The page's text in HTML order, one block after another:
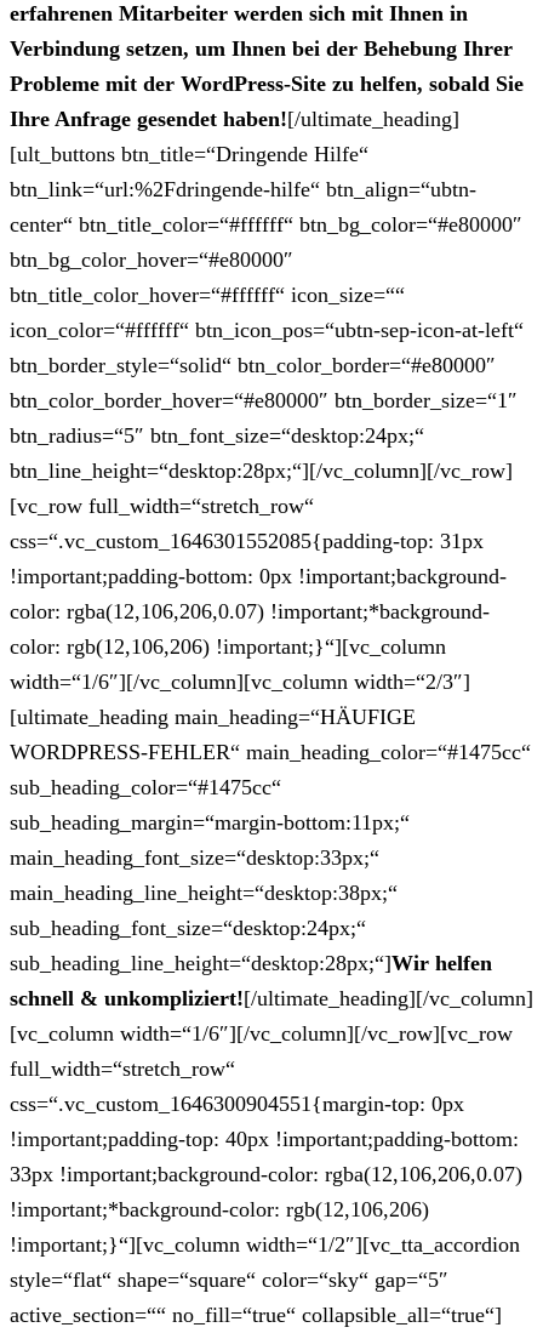
erfahrenen Mitarbeiter werden sich mit Ihnen in
Verbindung setzen, um Ihnen bei der Behebung Ihrer
Probleme mit der WordPress-Site zu helfen, sobald Sie
Ihre Anfrage gesendet haben![/ultimate_heading]
[ult_buttons btn_title=“Dringende Hilfe“
btn_link=“url:%2Fdringende-hilfe“ btn_align=“ubtn-
center“ btn_title_color=“#ffffff“ btn_bg_color=“#e80000″
btn_bg_color_hover=“#e80000″
btn_title_color_hover=“#ffffff“ icon_size=““
icon_color=“#ffffff“ btn_icon_pos=“ubtn-sep-icon-at-left“
btn_border_style=“solid“ btn_color_border=“#e80000″
btn_color_border_hover=“#e80000″ btn_border_size=“1″
btn_radius=“5″ btn_font_size=“desktop:24px;“
btn_line_height=“desktop:28px;“][/vc_column][/vc_row]
[vc_row full_width=“stretch_row“
css=“.vc_custom_1646301552085{padding-top: 31px
!important;padding-bottom: 0px !important;background-
color: rgba(12,106,206,0.07) !important;*background-
color: rgb(12,106,206) !important;}“][vc_column
width=“1/6″][/vc_column][vc_column width=“2/3″]
[ultimate_heading main_heading=“HÄUFIGE
WORDPRESS-FEHLER“ main_heading_color=“#1475cc“
sub_heading_color=“#1475cc“
sub_heading_margin=“margin-bottom:11px;“
main_heading_font_size=“desktop:33px;“
main_heading_line_height=“desktop:38px;“
sub_heading_font_size=“desktop:24px;“
sub_heading_line_height=“desktop:28px;“]Wir helfen
schnell & unkompliziert![/ultimate_heading][/vc_column]
[vc_column width=“1/6″][/vc_column][/vc_row][vc_row
full_width=“stretch_row“
css=“.vc_custom_1646300904551{margin-top: 0px
!important;padding-top: 40px !important;padding-bottom:
33px !important;background-color: rgba(12,106,206,0.07)
!important;*background-color: rgb(12,106,206)
!important;}“][vc_column width=“1/2″][vc_tta_accordion
style=“flat“ shape=“square“ color=“sky“ gap=“5″
active_section=““ no_fill=“true“ collapsible_all=“true“]